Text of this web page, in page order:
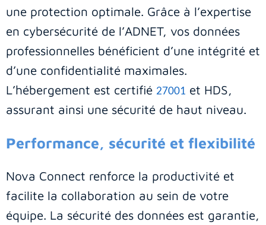
une protection optimale. Grâce à l’expertise
en cybersécurité de l’ADNET, vos données
professionnelles bénéficient d’une intégrité et
d’une confidentialité maximales.
L’hébergement est certifié 27001 et HDS,
assurant ainsi une sécurité de haut niveau.
Performance, sécurité et flexibilité
Nova Connect renforce la productivité et
facilite la collaboration au sein de votre
équipe. La sécurité des données est garantie,